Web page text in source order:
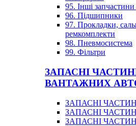
95. Інші запчастини
96. Підшипники
97. Прокладки,
ремкомплекти
98. Пневмосистема
99. Фільтри
ЗАПАСНІ
ВАНТАЖНИХ
ЗАПАСНІ
ЗАПАСНІ
ЗАПАСНІ